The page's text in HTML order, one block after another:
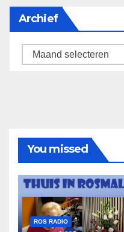
Archief
Archief
You missed
ROS RADIO